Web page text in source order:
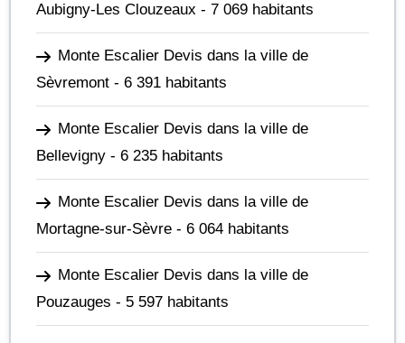
Aubigny-Les Clouzeaux - 7 069 habitants
Monte Escalier Devis dans la ville de
Sèvremont - 6 391 habitants
Monte Escalier Devis dans la ville de
Bellevigny - 6 235 habitants
Monte Escalier Devis dans la ville de
Mortagne-sur-Sèvre - 6 064 habitants
Monte Escalier Devis dans la ville de
Pouzauges - 5 597 habitants